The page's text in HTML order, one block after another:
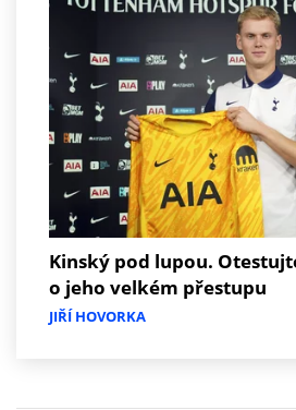
Kinský pod lupou.
o jeho velkém přestupu
JIŘÍ HOVORKA